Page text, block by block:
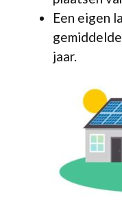
Een eigen
jaar.